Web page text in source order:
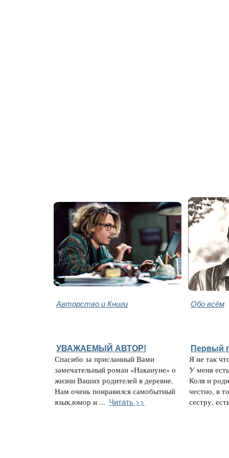
Авторство и Книги Обо всём
УВАЖАЕМЫЙ АВТОР!
Спасибо за присланный Вами
замечательный роман «Накануне» о
жизни Ваших родителей в деревне.
Нам очень понравился самобытный
язык,юмор и ... Читать >>
Первый
Я не так
У меня
Коля и
честно, в
сестру,